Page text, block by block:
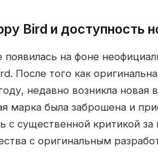
Bird и доступность
на фоне
После того как
недавно возникла новая
марка была заброшена и
с существенной критикой
с оригинальным